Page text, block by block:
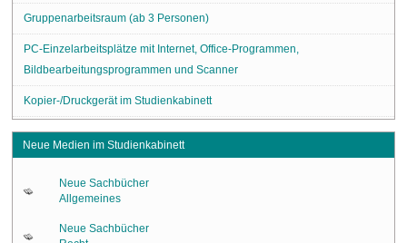
Gruppenarbeitsraum (ab 3 Personen)
PC-Einzelarbeitsplätze mit Internet, Office-Programmen,
Bildbearbeitungsprogrammen und Scanner
Kopier-/Druckgerät im Studienkabinett
Neue Medien im Studienkabinett
Neue Sachbücher
Allgemeines
Neue Sachbücher